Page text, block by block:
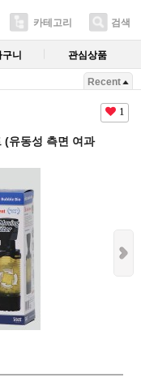
카테고리 검색
구니 관심상품
Recent
1
(유동성 측면 여과